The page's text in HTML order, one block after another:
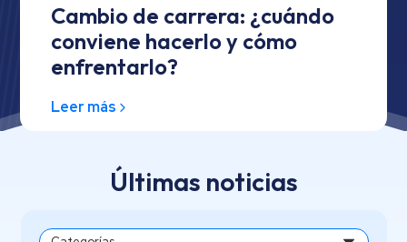
Cambio de carrera: ¿cuándo
conviene hacerlo y cómo
enfrentarlo?
Leer más
Últimas noticias